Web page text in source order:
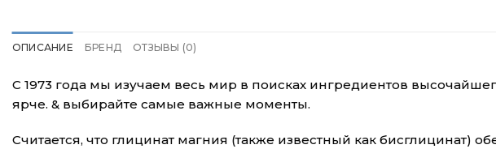
ОПИСАНИЕ БРЕНД ОТЗЫВЫ (0)
С 1973 года мы изучаем весь мир в поисках ингредиентов
ярче. & выбирайте самые важные моменты.
Считается, что глицинат магния (также известный как бисглицинат)